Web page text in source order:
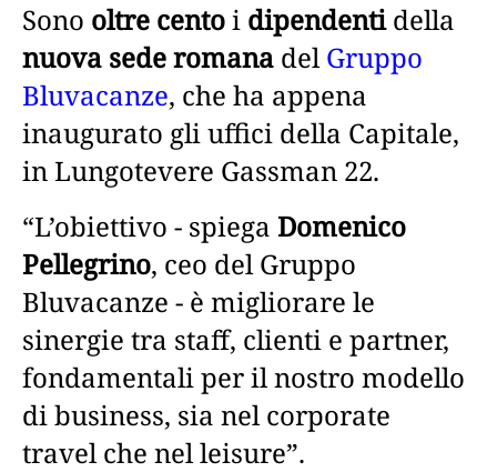
Sono oltre centoi dipendentidella
nuova sede romana delGruppo
Bluvacanze, che ha appena
inaugurato gli uffici della Capitale,
in Lungotevere Gassman 22.
“L’obiettivo - spiega Domenico
Pellegrino, ceo del Gruppo
Bluvacanze - è migliorare le
sinergie tra staff, clienti e partner,
fondamentali per il nostro modello
di business, sia nel corporate
travel che nel leisure”.